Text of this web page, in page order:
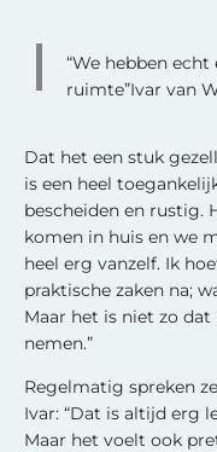
“We hebben
ruimte”Ivar van
Dat het een stuk
is een heel
bescheiden en rustig.
komen in huis en we
heel erg vanzelf. Ik
praktische zaken na;
Maar het is niet zo
nemen.”
Regelmatig spreken
Ivar: “Dat is altijd erg
Maar het voelt ook